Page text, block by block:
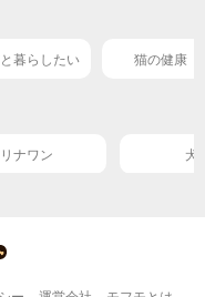
暮らしたい 猫の健康
ナワン 犬